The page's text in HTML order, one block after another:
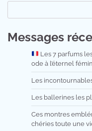
Messages
Les 7 parfums
ode à l’éternel
Les
Les ballerines les
Ces montres
chéries toute une